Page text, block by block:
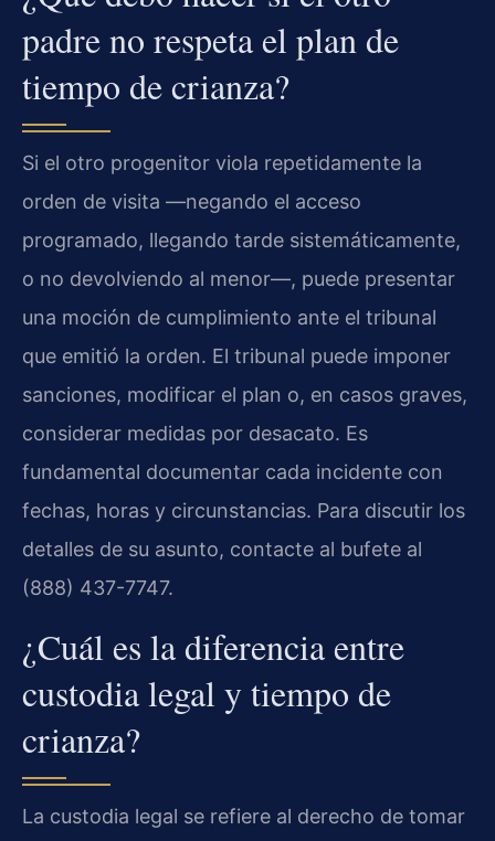
padre no respeta el plan de
tiempo de crianza?
Si el otro progenitor viola repetidamente la
orden de visita —negando el acceso
programado, llegando tarde sistemáticamente,
o no devolviendo al menor—, puede presentar
una moción de cumplimiento ante el tribunal
que emitió la orden. El tribunal puede imponer
sanciones, modificar el plan o, en casos graves,
considerar medidas por desacato. Es
fundamental documentar cada incidente con
fechas, horas y circunstancias. Para discutir los
detalles de su asunto, contacte al bufete al
(888) 437-7747.
¿Cuál es la diferencia entre
custodia legal y tiempo de
crianza?
La custodia legal se refiere al derecho de tomar